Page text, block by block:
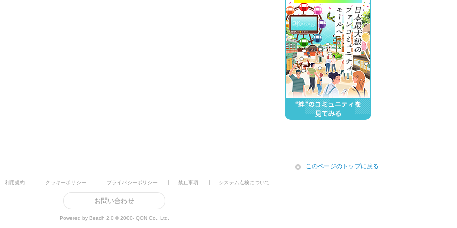
icon
このページのトップに戻る
利用規約 クッキーポリシー プライバシーポリシー 禁止事項 システム点検について
お問い合わせ
Powered by Beach 2.0 © 2000- QON Co., Ltd.